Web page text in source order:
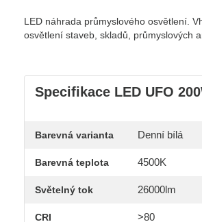
LED náhrada průmyslového osvětlení.
osvětlení staveb, skladů, průmyslových
Specifikace LED UFO
Barevná varianta Denní bílá
Barevná teplota 4500K
Světelný tok 26000lm
CRI >80